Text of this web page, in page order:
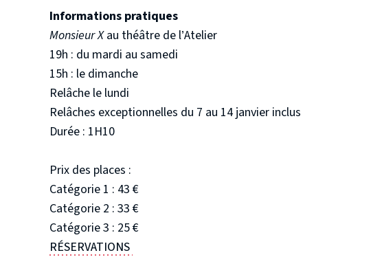
Informations pratiques
Monsieur Xau théâtre de l’Atelier
19h : du mardi au samedi
15h : le dimanche
Relâche le lundi
Relâches exceptionnelles du 7 au 14 janvier inclus
Durée : 1H10
Prix des places :
Catégorie 1 : 43 €
Catégorie 2 : 33 €
Catégorie 3 : 25 €
RÉSERVATIONS